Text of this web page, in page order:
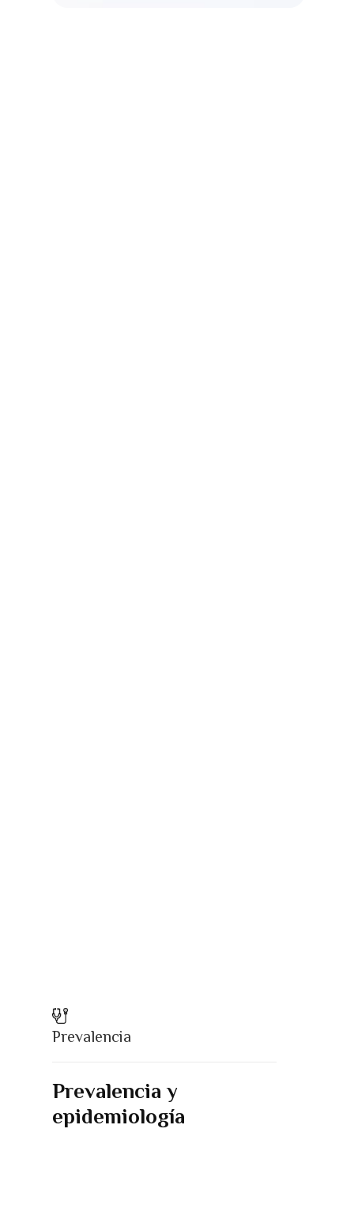
Prevalencia
Prevalencia y
epidemiología